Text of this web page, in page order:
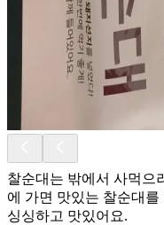
찰순대는 밖에서 사먹으
에 가면 맛있는 찰순대
싱싱하고 맛있어요.